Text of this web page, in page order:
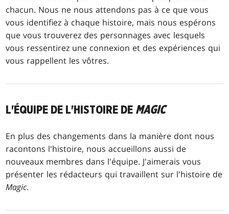
chacun. Nous ne nous attendons pas à ce que vous
vous identifiez à chaque histoire, mais nous espérons
que vous trouverez des personnages avec lesquels
vous ressentirez une connexion et des expériences qui
vous rappellent les vôtres.
L'ÉQUIPE DE L'HISTOIRE DE MAGIC
En plus des changements dans la manière dont nous
racontons l'histoire, nous accueillons aussi de
nouveaux membres dans l'équipe. J'aimerais vous
présenter les rédacteurs qui travaillent sur l'histoire de
Magic.